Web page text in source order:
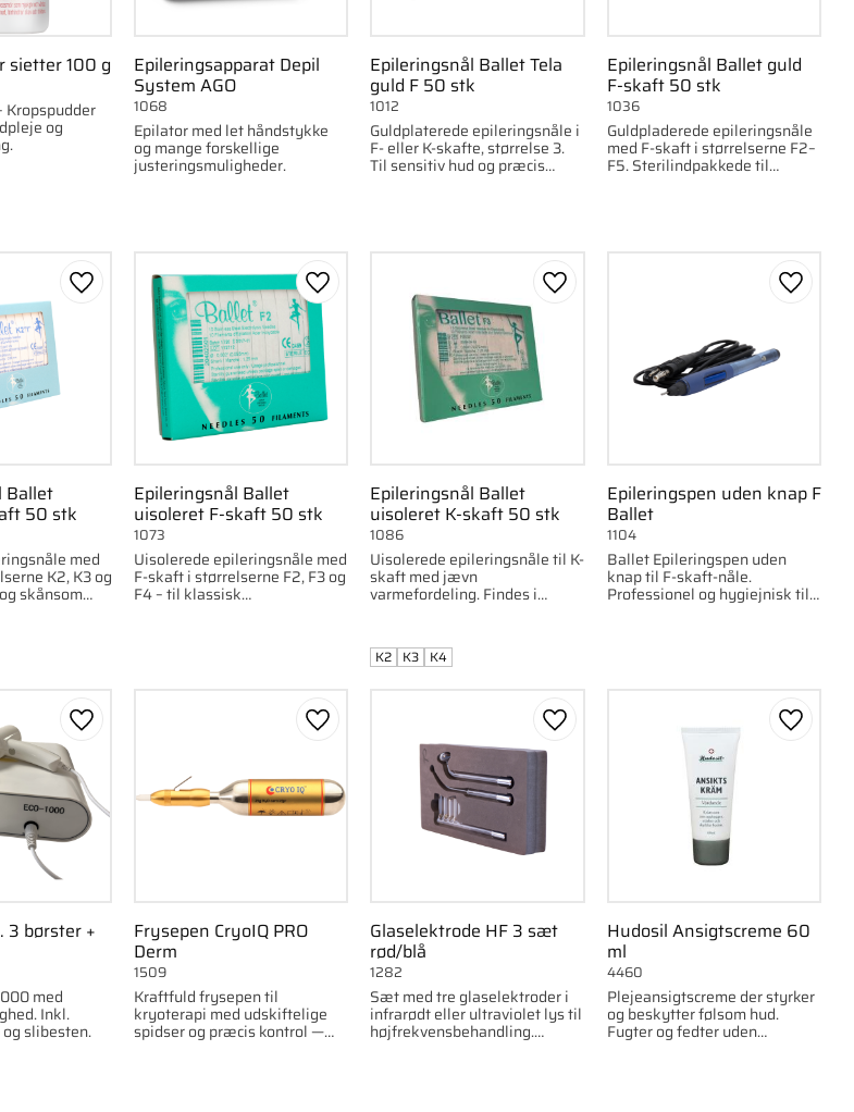
sietter 100 g
Kropspudder
og
Epileringsapparat Depil
System AGO
Epilator med let håndstykke
og mange forskellige
justeringsmuligheder.
1068
Epileringsnål Ballet Tela
guld F 50 stk
Guldplaterede epileringsnåle i
F- eller K-skafte, størrelse 3.
Til sensitiv hud og præcis
1012
Epileringsnål Ballet guld
F-skaft 50 stk
Guldpladerede epileringsnåle
med F-skaft i størrelserne F2–
F5. Sterilindpakkede til
1036
Ballet
50 stk
med
K2, K3 og
skånsom
Gem som favorit
Epileringsnål Ballet
uisoleret F-skaft 50 stk
Uisolerede epileringsnåle med
F-skaft i størrelserne F2, F3 og
F4 – til klassisk
1073
Gem som favorit
Epileringsnål Ballet
uisoleret K-skaft 50 stk
Uisolerede epileringsnåle til K-
skaft med jævn
varmefordeling. Findes i
1086
Gem som favorit
K2 K3 K4
Epileringspen uden knap F
Ballet
Ballet Epileringspen uden
knap til F-skaft-nåle.
Professionel og hygiejnisk til
1104
Gem
3 børster +
med
Inkl.
slibesten.
Gem som favorit
Frysepen CryoIQ PRO
Derm
Kraftfuld frysepen til
kryoterapi med udskiftelige
spidser og præcis kontrol —
1509
Gem som favorit
Glaselektrode HF 3 sæt
rød/blå
Sæt med tre glaselektroder i
infrarødt eller ultraviolet lys til
højfrekvensbehandling.
1282
Gem som favorit
Hudosil Ansigtscreme 60
ml
Plejeansigtscreme der styrker
og beskytter følsom hud.
Fugter og fedter uden
4460
Gem